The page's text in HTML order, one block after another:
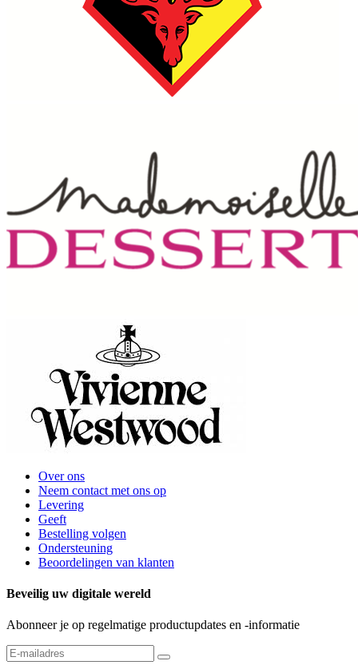
Over ons
Neem contact met ons op
Levering
Geeft
Bestelling volgen
Ondersteuning
Beoordelingen van klanten
Beveilig uw digitale wereld
Abonneer je op regelmatige productupdates en -informatie